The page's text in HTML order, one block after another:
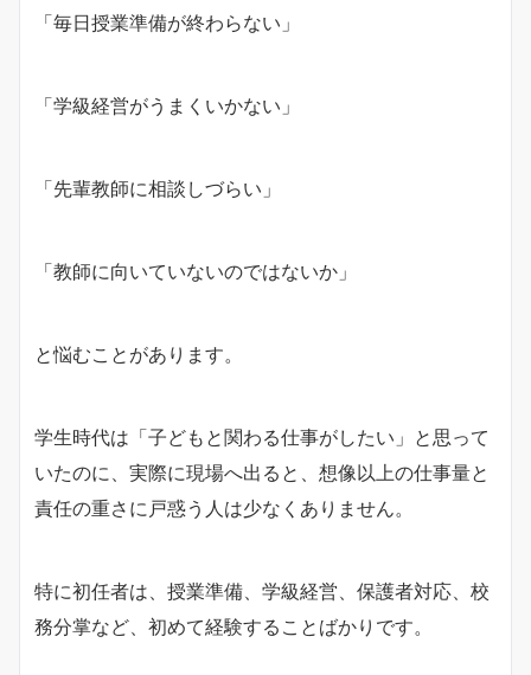
「毎日授業準備が終わらない」
「学級経営がうまくいかない」
「先輩教師に相談しづらい」
「教師に向いていないのではないか」
と悩むことがあります。
学生時代は「子どもと関わる仕事がしたい」と思って
いたのに、実際に現場へ出ると、想像以上の仕事量と
責任の重さに戸惑う人は少なくありません。
特に初任者は、授業準備、学級経営、保護者対応、校
務分掌など、初めて経験することばかりです。